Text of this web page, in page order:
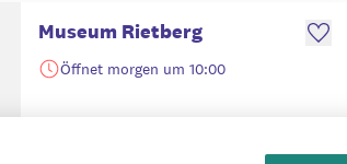
Museum Rietberg
Öffnet morgen um 10:00